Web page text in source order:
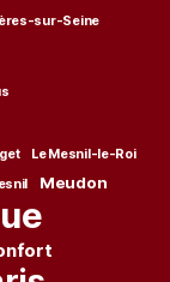
sur-Seine
Le Mesnil-le-Roi
Meudon